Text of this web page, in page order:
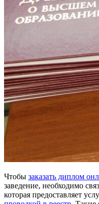
Чтобы заказать диплом
заведение, необходимо
которая предоставляет